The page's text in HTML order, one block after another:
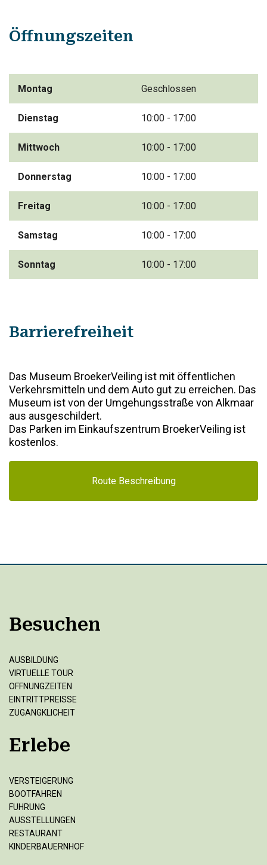
Öffnungszeiten
Montag Geschlossen
Dienstag 10:00 - 17:00
Mittwoch 10:00 - 17:00
Donnerstag 10:00 - 17:00
Freitag 10:00 - 17:00
Samstag 10:00 - 17:00
Sonntag 10:00 - 17:00
Barrierefreiheit
Das Museum BroekerVeiling ist mit öffentlichen
Verkehrsmitteln und dem Auto gut zu erreichen. Das
Museum ist von der Umgehungsstraße von Alkmaar
aus ausgeschildert.
Das Parken im Einkaufszentrum BroekerVeiling ist
kostenlos.
Route Beschreibung
Besuchen
AUSBILDUNG
VIRTUELLE TOUR
OFFNUNGZEITEN
EINTRITTPREISSE
ZUGANGKLICHEIT
Erlebe
VERSTEIGERUNG
BOOTFAHREN
FUHRUNG
AUSSTELLUNGEN
RESTAURANT
KINDERBAUERNHOF